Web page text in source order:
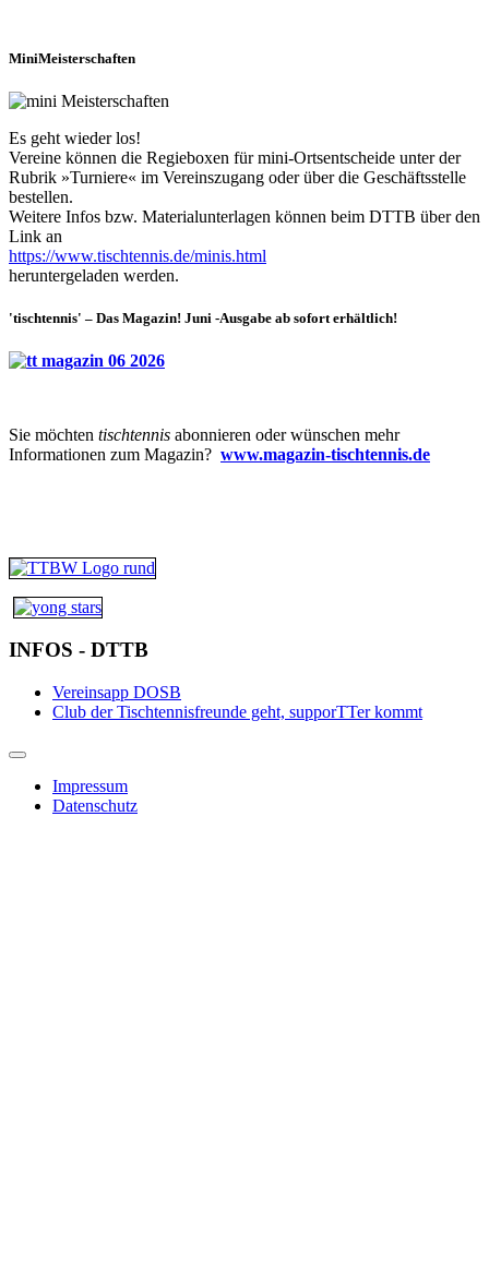
MiniMeisterschaften
Es geht wieder los!
Vereine können die Regieboxen für mini-Ortsentscheide unter der
Rubrik »Turniere« im Vereinszugang oder über die Geschäftsstelle
bestellen.
Weitere Infos bzw. Materialunterlagen können beim DTTB über den
Link an
https://www.tischtennis.de/minis.html
heruntergeladen werden.
'tischtennis' – Das Magazin! Juni -Ausgabe ab sofort erhältlich!
Sie möchten tischtennis abonnieren oder wünschen mehr
Informationen zum Magazin? www.magazin-tischtennis.de
INFOS - DTTB
Vereinsapp DOSB
Club der Tischtennisfreunde geht, supporTTer kommt
Impressum
Datenschutz